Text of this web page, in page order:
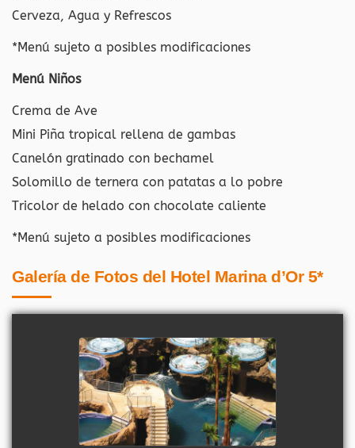
Cerveza, Agua y Refrescos
*Menú sujeto a posibles modificaciones
Menú Niños
Crema de Ave
Mini Piña tropical rellena de gambas
Canelón gratinado con bechamel
Solomillo de ternera con patatas a lo pobre
Tricolor de helado con chocolate caliente
*Menú sujeto a posibles modificaciones
Galería de Fotos del Hotel Marina d’Or 5*